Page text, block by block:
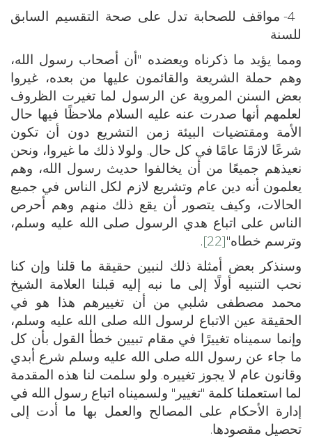
4- مواقف للصحابة تدل على صحة التقسيم السابق
للسنة
ومما يؤيد ما ذكرناه ويعضده "أن أصحاب رسول الله،
وهم حملة الشريعة والقائمون عليها من بعده، غيروا
بعض السنن المروية عن الرسول لما تغيرت الظروف
لعلمهم أنها صدرت عنه عليه السلام ملاحظًا فيها حال
الأمة ومقتضيات البيئة زمن التشريع دون أن تكون
شرعًا لازمًا عامًا في كل حال. ولولا ذلك ما غيروا، ونحن
نعيذهم جميعًا من أن يخالفوا حديث رسول الله، وهم
يعلمون أنه دين عام وتشريع لازم لكل الناس في جميع
الحالات، وكيف يتصور أن يقع ذلك منهم وهم أحرص
الناس على اتباع هدي الرسول صلى الله عليه وسلم،
وترسم خطاه"[22]
.
وسنذكر بعض أمثلة ذلك لنبين حقيقة ما قلنا وإن كنا
نحب التنبيه أولًا إلى ما نبه إليه قبلنا العلامة الشيخ
محمد مصطفى شلبي من أن تغييرهم هذا هو في
الحقيقة عين الاتباع لرسول الله صلى الله عليه وسلم،
وإنما سميناه تغييرًا في مقام تبيين خطأ القول بأن كل
ما جاء عن رسول الله صلى الله عليه وسلم شرع أبدي
وقانون عام لا يجوز تغييره. ولو سلمت لنا هذه المقدمة
لما استعملنا كلمة "تغيير" ولسميناه اتباع رسول الله في
إدارة الأحكام على المصالح والعمل بها ما أدت إلى
تحصيل مقصودها.